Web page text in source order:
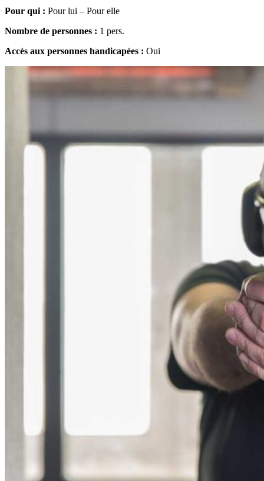
Pour qui : Pour lui – Pour elle
Nombre de personnes : 1 pers.
Accès aux personnes handicapées : Oui